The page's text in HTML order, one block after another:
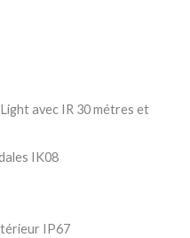
avec IR 30 métres et
IK08
IP67